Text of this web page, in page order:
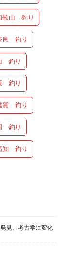
歌山 釣り
良 釣り
釣り
釣り
賀 釣り
釣り
知 釣り
見、考古学に変化